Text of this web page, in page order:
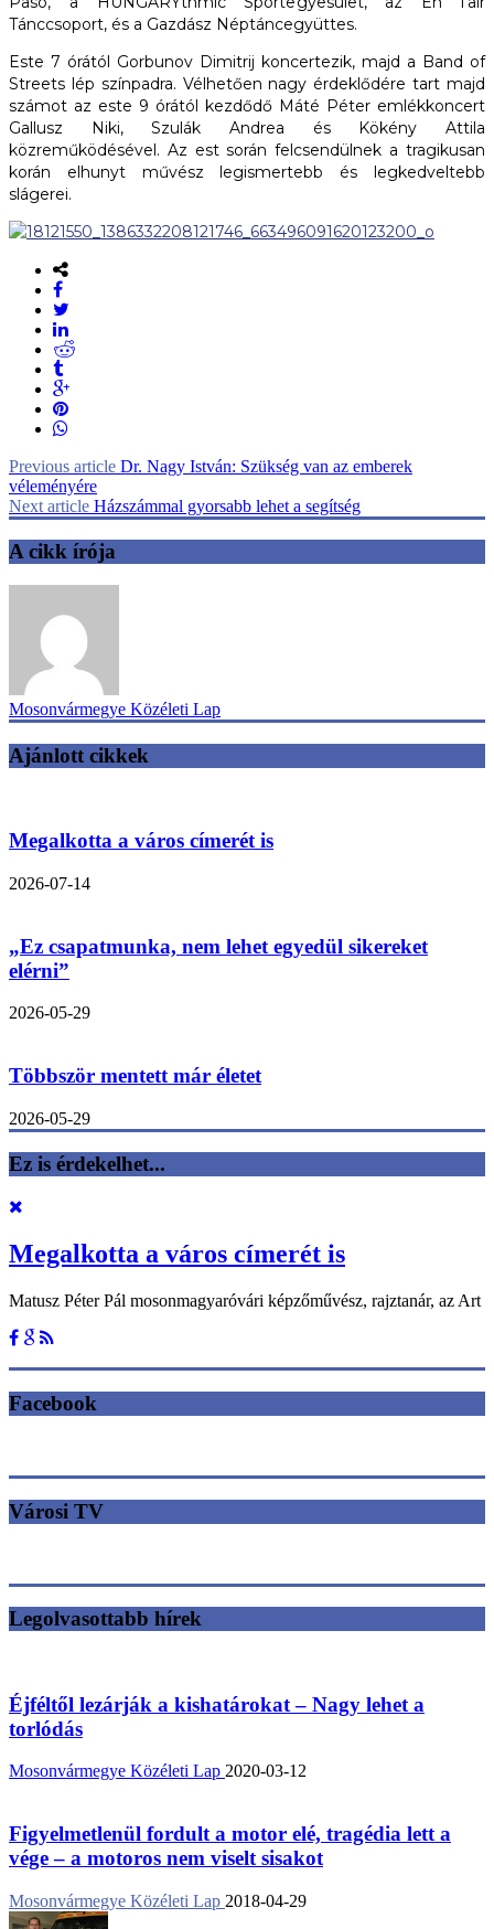
Tánccsoport, és a Gazdász Néptáncegyüttes.
Este 7 órától Gorbunov Dimitrij koncertezik, majd a Band of
Streets lép színpadra. Vélhetően nagy érdeklődére tart majd
számot az este 9 órától kezdődő Máté Péter emlékkoncert
Gallusz Niki, Szulák Andrea és Kökény Attila
közreműködésével. Az est során felcsendülnek a tragikusan
korán elhunyt művész legismertebb és legkedveltebb
slágerei.
Previous article Dr. Nagy István: Szükség van az emberek
véleményére
Next article Házszámmal gyorsabb lehet a segítség
A cikk írója
Mosonvármegye Közéleti Lap
Ajánlott cikkek
Megalkotta a város címerét is
2026-07-14
„Ez csapatmunka, nem lehet egyedül sikereket
elérni”
2026-05-29
Többször mentett már életet
2026-05-29
Ez is érdekelhet...
Megalkotta a város címerét is
Matusz Péter Pál mosonmagyaróvári képzőművész, rajztanár, az Art
Facebook
Városi TV
Legolvasottabb hírek
Éjféltől lezárják a kishatárokat – Nagy lehet a
torlódás
Mosonvármegye Közéleti Lap 2020-03-12
Figyelmetlenül fordult a motor elé, tragédia lett a
vége – a motoros nem viselt sisakot
Mosonvármegye Közéleti Lap 2018-04-29